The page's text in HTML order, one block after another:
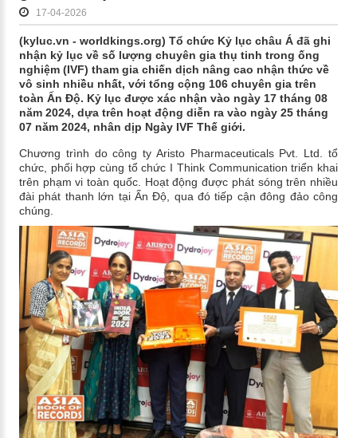
17-04-2026
(kyluc.vn - worldkings.org) Tổ chức Kỷ lục châu Á đã ghi
nhận kỷ lục về số lượng chuyên gia thụ tinh trong ống
nghiệm (IVF) tham gia chiến dịch nâng cao nhận thức về
vô sinh nhiều nhất, với tổng cộng 106 chuyên gia trên
toàn Ấn Độ. Kỷ lục được xác nhận vào ngày 17 tháng 08
năm 2024, dựa trên hoạt động diễn ra vào ngày 25 tháng
07 năm 2024, nhân dịp Ngày IVF Thế giới.
Chương trình do công ty Aristo Pharmaceuticals Pvt. Ltd. tổ
chức, phối hợp cùng tổ chức I Think Communication triển khai
trên phạm vi toàn quốc. Hoạt động được phát sóng trên nhiều
đài phát thanh lớn tại Ấn Độ, qua đó tiếp cận đông đảo công
chúng.